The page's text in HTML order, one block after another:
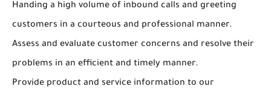
Handing a high volume of inbound calls and greeting
customers in a courteous and professional manner.
Assess and evaluate customer concerns and resolve their
problems in an efficient and timely manner.
Provide product and service information to our